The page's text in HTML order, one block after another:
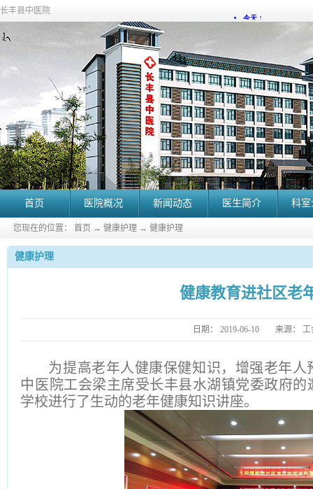
长丰县中医院
首页 医院概况 新闻动态 医生简介 科
您现在的位置： 首页 → 健康护理 → 健康护理
健康护理
健康教育进社区老
日期： 2019-06-10 来源： 工
为提高老年人健康保健知识，增强老年
中医院工会梁主席受长丰县水湖镇党委政府
学校进行了生动的老年健康知识讲座。